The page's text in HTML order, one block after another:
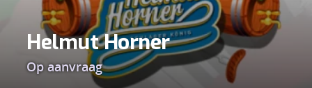
Helmut Horner
Op aanvraag